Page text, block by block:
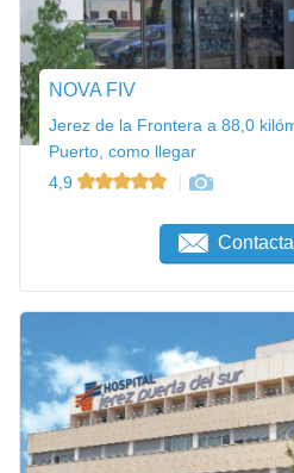
NOVA FIV
Jerez de la Frontera a 88,0
Puerto, como llegar
4,9